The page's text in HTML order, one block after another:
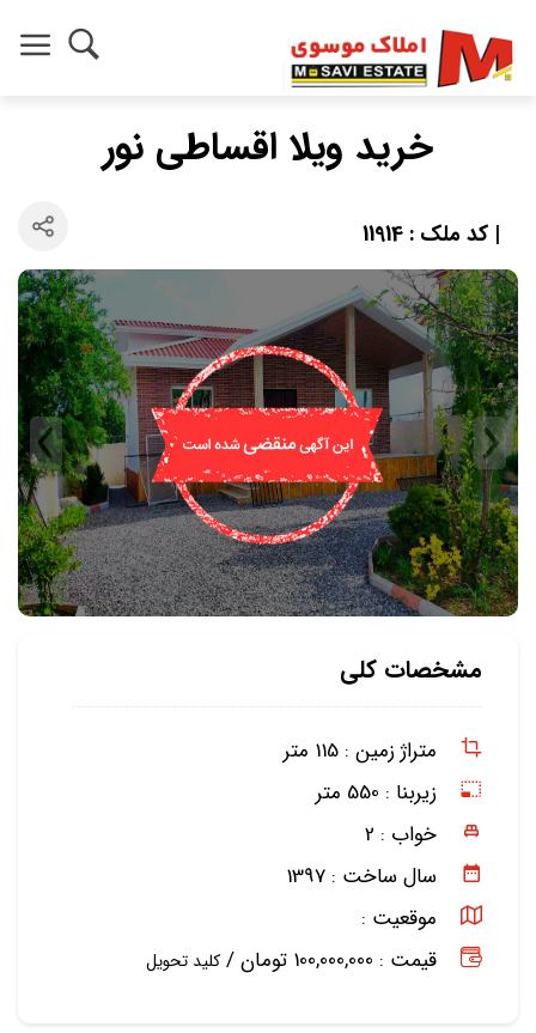
خرید ویلا اقساطی نور
| کد ملک : 11914
مشخصات کلی
متراژ زمین : 115 متر
زیربنا : 550 متر
خواب : 2
سال ساخت : 1397
موقعیت :
قیمت : 100,000,000 تومان /
کلید تحویل